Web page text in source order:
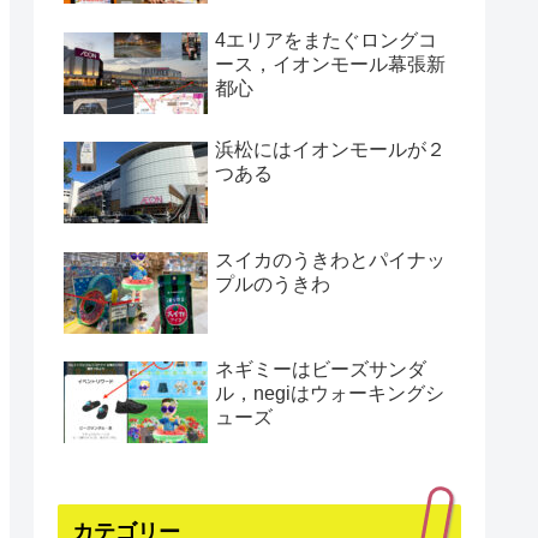
4エリアをまたぐロングコ
ース，イオンモール幕張新
都心
浜松にはイオンモールが２
つある
スイカのうきわとパイナッ
プルのうきわ
ネギミーはビーズサンダ
ル，negiはウォーキングシ
ューズ
カテゴリー